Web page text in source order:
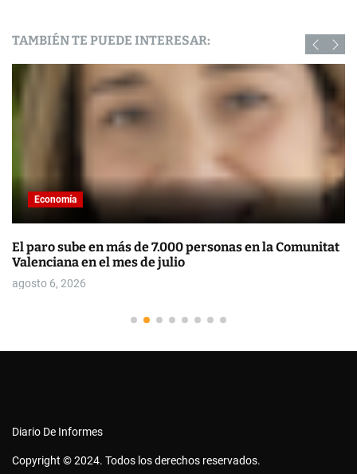
TAMBIÉN TE PUEDE INTERESAR:
Economía
El paro sube en más de 7.000 personas en la Comunitat
Valenciana en el mes de julio
agosto 6, 2026
Diario De Informes
Copyright © 2024. Todos los derechos reservados.